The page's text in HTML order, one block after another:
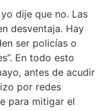
dije que no. Las
desventaja. Hay
ser policías o
En todo esto
antes de acudir
por redes
para mitigar el